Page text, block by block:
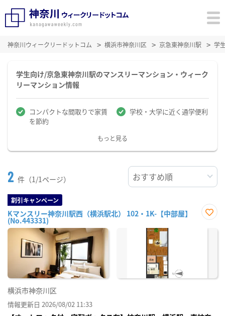
神奈川ウィークリードットコム 横浜市神奈川区 京急東神奈川駅 学
学生向け/京急東神奈川駅のマンスリーマンション・ウィーク
リーマンション情報
コンパクトな間取りで家賃
を節約
学校・大学に近く通学便利
もっと見る
2 件（1/1ページ）
割引キャンペーン
Kマンスリー神奈川駅西（横浜駅北） 102・1K-【中部屋】
(No.443331)
に入
横浜市神奈川区
情報更新日 2026/08/02 11:33